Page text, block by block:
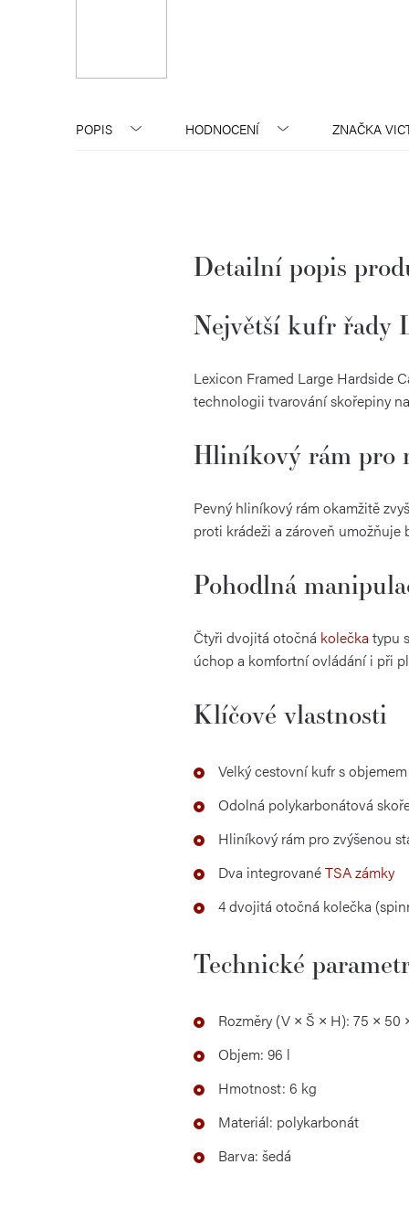
POPIS HODNOCENÍ ZNAČKA
Detailní popis
Největší kufr řady
Lexicon Framed Large Hardside
technologii tvarování skořepiny
Hliníkový rám pro
Pevný hliníkový rám okamžitě
proti krádeži a zároveň
Pohodlná
Čtyři dvojitá otočná kolečka typu
úchop a komfortní ovládání i při
Klíčové vlastnosti
Velký cestovní kufr s
Odolná polykarbonátová
Hliníkový rám pro zvýšenou
Dva integrovanéTSA zámky
4 dvojitá otočná kolečka
Technické
Rozměry (V × Š × H): 75 × 50
Objem: 96 l
Hmotnost: 6 kg
Materiál: polykarbonát
Barva: šedá